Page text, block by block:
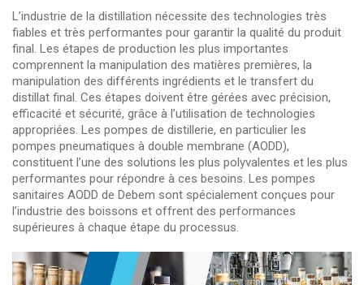
L’industrie de la distillation nécessite des technologies très
fiables et très performantes pour garantir la qualité du produit
final. Les étapes de production les plus importantes
comprennent la manipulation des matières premières, la
manipulation des différents ingrédients et le transfert du
distillat final. Ces étapes doivent être gérées avec précision,
efficacité et sécurité, grâce à l’utilisation de technologies
appropriées. Les pompes de distillerie, en particulier les
pompes pneumatiques à double membrane (AODD),
constituent l’une des solutions les plus polyvalentes et les plus
performantes pour répondre à ces besoins. Les pompes
sanitaires AODD de Debem sont spécialement conçues pour
l’industrie des boissons et offrent des performances
supérieures à chaque étape du processus.